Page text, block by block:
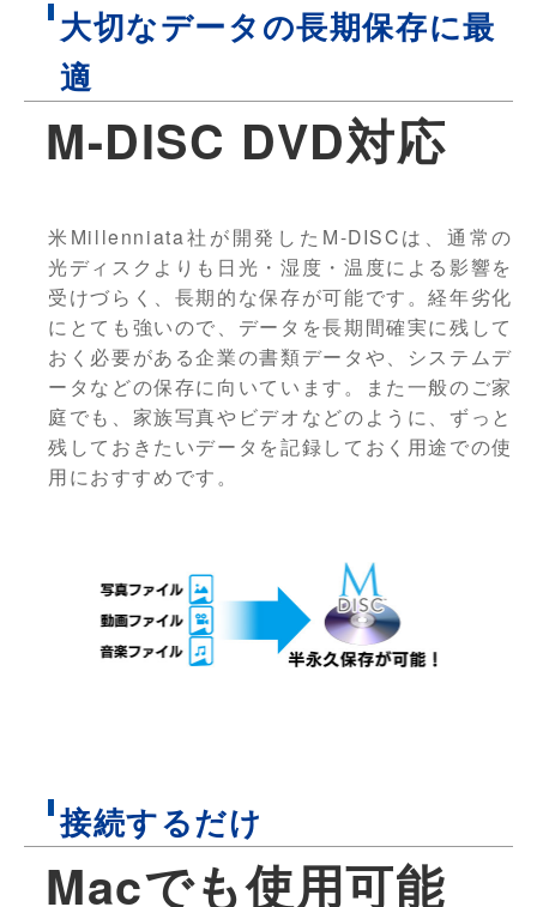
大切なデータの長期保存に最
適
M-DISC DVD対応
米Millenniata社が開発したM-DISCは、通常の
光ディスクよりも日光・湿度・温度による影響を
受けづらく、長期的な保存が可能です。経年劣化
にとても強いので、データを長期間確実に残して
おく必要がある企業の書類データや、システムデ
ータなどの保存に向いています。また一般のご家
庭でも、家族写真やビデオなどのように、ずっと
残しておきたいデータを記録しておく用途での使
用におすすめです。
接続するだけ
Macでも使用可能